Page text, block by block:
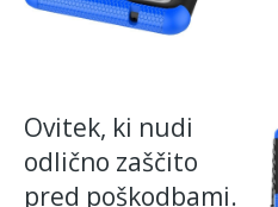
Ovitek, ki nudi
odlično zaščito
pred poškodbami.